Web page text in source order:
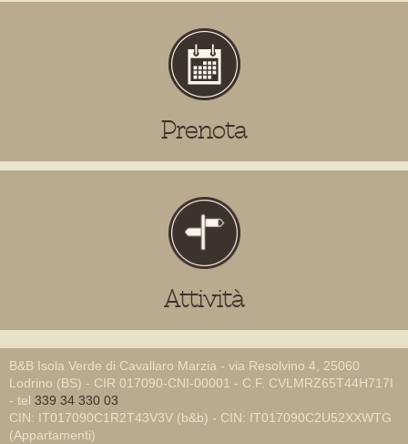
Prenota
Attività
B&B Isola Verde di Cavallaro Marzia - via Resolvino 4, 25060
Lodrino (BS) - CIR 017090-CNI-00001 - C.F. CVLMRZ65T44H717I
- tel 339 34 330 03
CIN: IT017090C1R2T43V3V (b&b) - CIN: IT017090C2U52XXWTG
(Appartamenti)